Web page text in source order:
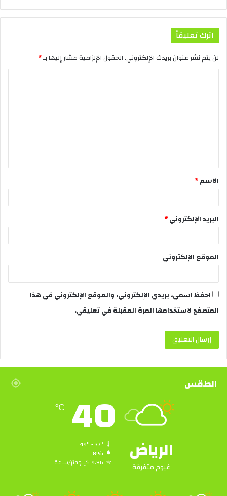
اترك تعليقاً
لن يتم نشر عنوان بريدك الإلكتروني.الحقول الإلزامية مشار إليها بـ*
الاسم*
البريد الإلكتروني*
الموقع الإلكتروني
احفظ اسمي، بريدي الإلكتروني، والموقع الإلكتروني في هذا
المتصفح لاستخدامها المرة المقبلة في تعليقي.
الطقس
الرياض
غيوم متفرقة
40
℃
8%
4.96 كيلومتر/ساعة